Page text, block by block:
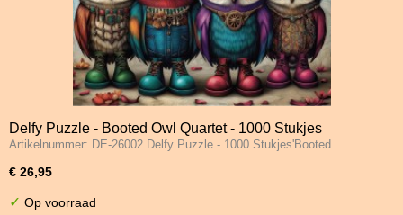
Delfy Puzzle - Booted Owl Quartet - 1000 Stukjes
Artikelnummer: DE-26002 Delfy Puzzle - 1000 Stukjes'Booted…
€ 26,95
✓ Op voorraad